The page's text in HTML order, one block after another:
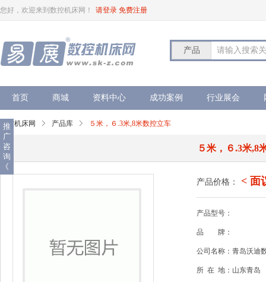
您好，欢迎来到数控机床网！ 请登录 免费注册
产品 请输入搜索
首页 商城 资料中心 成功案例 行业展会
数控机床网 产品库 ５米，６.3米,8米数控立车
５米，６.3米,8
产品价格： < 面
产品型号：
品 牌：
公司名称：青岛沃迪
所 在 地：山东青岛
推
广
咨
询
《